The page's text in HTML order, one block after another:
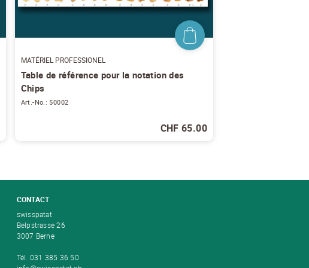
Table de référence pour la notation des
Chips
Art.-No.: 50002
MATÉRIEL PROFESSIONEL
CHF 65.00
CONTACT
swisspatat
Belpstrasse 26
3007 Berne
Tél. 031 385 36 50